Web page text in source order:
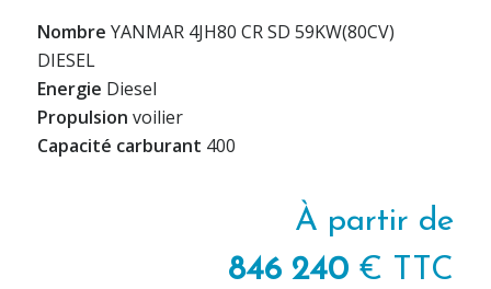
Nombre YANMAR 4JH80 CR SD 59KW(80CV)
DIESEL
Energie Diesel
Propulsion voilier
Capacité carburant 400
À partir de
846 240 € TTC